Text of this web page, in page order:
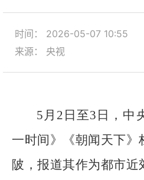
时间： 2026-05-07 10:55
来源： 央视
5月2日至3日，中
一时间》《朝闻天下》
陂，报道其作为都市近